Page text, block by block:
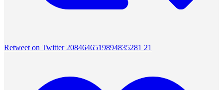
Retweet on Twitter 2084646519894835281 21